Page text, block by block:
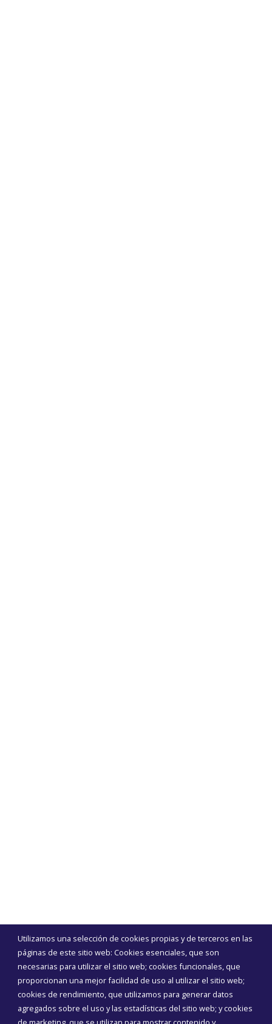
Utilizamos una selección de cookies propias y de terceros en las
páginas de este sitio web: Cookies esenciales, que son
necesarias para utilizar el sitio web; cookies funcionales, que
proporcionan una mejor facilidad de uso al utilizar el sitio web;
cookies de rendimiento, que utilizamos para generar datos
agregados sobre el uso y las estadísticas del sitio web; y cookies